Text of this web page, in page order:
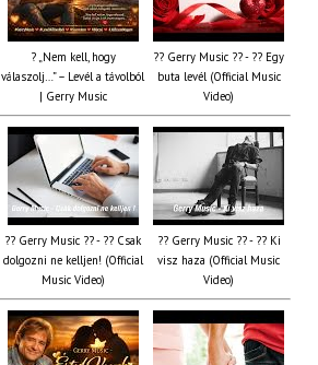
? „Nem kell, hogy
válaszolj…” – Levél a távolból
| Gerry Music
?? Gerry Music ?? - ?? Egy
buta levél (Official Music
Video)
?? Gerry Music ?? - ?? Csak
dolgozni ne kelljen! (Official
Music Video)
?? Gerry Music ?? - ?? Ki
visz haza (Official Music
Video)